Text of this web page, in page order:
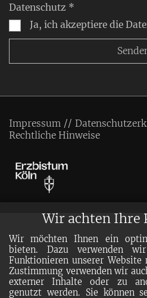
Wir achten Ihre
Wir möchten Ihnen ein
bieten. Dazu verwenden
Funktionieren unserer
Zustimmung verwenden wir
externer Inhalte oder zu
genutzt werden. Sie können
Datenschutz *
Ja, ich akzeptiere die
Impressum
Rechtliche Hinweise